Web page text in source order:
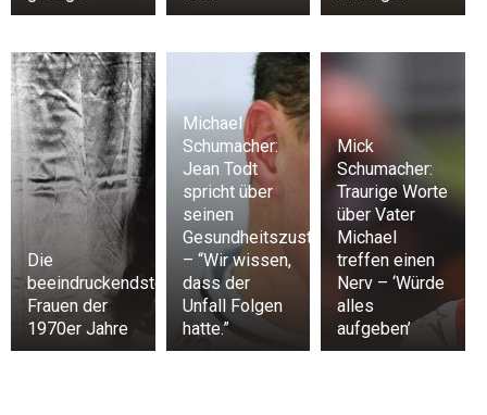
Die
beeindruckendsten
Frauen der
1970er Jahre
Michael
Schumacher:
Jean Todt
spricht über
seinen
Gesundheitszustand
– “Wir wissen,
dass der
Unfall Folgen
hatte.”
Mick
Schumacher:
Traurige Worte
über Vater
Michael
treffen einen
Nerv – ‘Würde
alles
aufgeben’